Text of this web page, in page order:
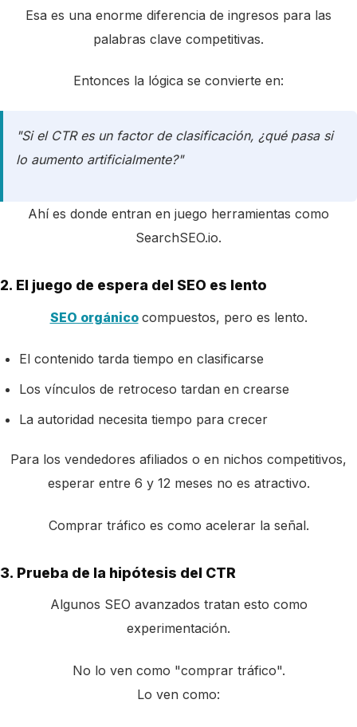
Esa es una enorme diferencia de ingresos para las
palabras clave competitivas.
Entonces la lógica se convierte en:
"Si el CTR es un factor de clasificación, ¿qué pasa si
lo aumento artificialmente?"
Ahí es donde entran en juego herramientas como
SearchSEO.io.
2. El juego de espera del SEO es lento
SEO orgánico compuestos, pero es lento.
El contenido tarda tiempo en clasificarse
Los vínculos de retroceso tardan en crearse
La autoridad necesita tiempo para crecer
Para los vendedores afiliados o en nichos competitivos,
esperar entre 6 y 12 meses no es atractivo.
Comprar tráfico es como acelerar la señal.
3. Prueba de la hipótesis del CTR
Algunos SEO avanzados tratan esto como
experimentación.
No lo ven como "comprar tráfico".
Lo ven como: